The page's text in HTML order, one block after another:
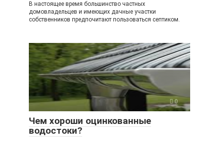
В настоящее время большинство частных
домовладельцев и имеющих дачные участки
собственников предпочитают пользоваться септиком.
0
Чем хороши оцинкованные
водостоки?